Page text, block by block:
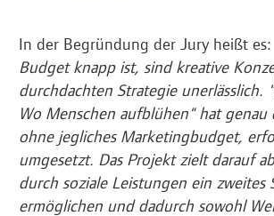
In der Begründung der Jury heißt es:
Budget knapp ist, sind kreative
durchdachten Strategie unerlässlich.
Wo Menschen aufblühen" hat genau
ohne jegliches Marketingbudget,
umgesetzt. Das Projekt zielt darauf
durch soziale Leistungen ein zweites
ermöglichen und dadurch sowohl